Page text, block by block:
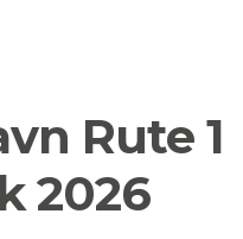
Rute 1
2026